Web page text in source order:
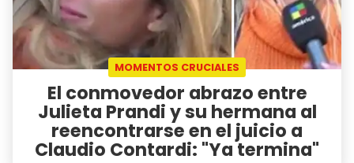
MOMENTOS CRUCIALES
El conmovedor abrazo entre
Julieta Prandi y su hermana al
reencontrarse en el juicio a
Claudio Contardi: "Ya termina"